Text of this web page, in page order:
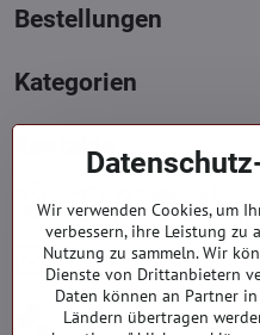
Bestellungen
Kategorien
Kontakte
Mont. - Freit. : 09:00 - 15:00
info​@everlady​.eu
Non stop ( 24/7 )
Impressum
Wir verwenden Cookies, um
verbessern, ihre Leistung zu
Nutzung zu sammeln. Wir
Dienste von Drittanbietern
Daten können an Partner
Ländern übertragen